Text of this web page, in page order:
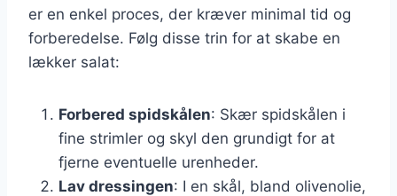
er en enkel proces, der kræver minimal tid og
forberedelse. Følg disse trin for at skabe en
lækker salat:
Forbered spidskålen: Skær spidskålen i
fine strimler og skyl den grundigt for at
fjerne eventuelle urenheder.
Lav dressingen: I en skål, bland olivenolie,